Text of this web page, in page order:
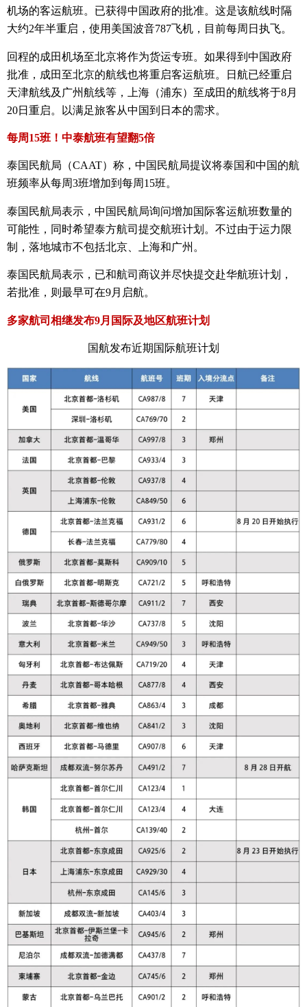
机场的客运航班。已获得中国政府的批准。这是该航线时隔
大约2年半重启，使用美国波音787飞机，目前每周日执飞。
回程的成田机场至北京将作为货运专班。如果得到中国政府
批准，成田至北京的航线也将重启客运航班。日航已经重启
天津航线及广州航线等，上海（浦东）至成田的航线将于8月
20日重启。以满足旅客从中国到日本的需求。
每周15班！中泰航班有望翻5倍
泰国民航局（CAAT）称，中国民航局提议将泰国和中国的航
班频率从每周3班增加到每周15班。
泰国民航局表示，中国民航局询问增加国际客运航班数量的
可能性，同时希望泰方航司提交航班计划。不过由于运力限
制，落地城市不包括北京、上海和广州。
泰国民航局表示，已和航司商议并尽快提交赴华航班计划，
若批准，则最早可在9月启航。
多家航司相继发布9月国际及地区航班计划
国航发布近期国际航班计划